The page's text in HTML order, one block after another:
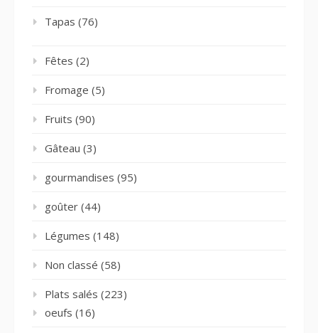
Tapas (76)
Fêtes (2)
Fromage (5)
Fruits (90)
Gâteau (3)
gourmandises (95)
goûter (44)
Légumes (148)
Non classé (58)
Plats salés (223)
oeufs (16)